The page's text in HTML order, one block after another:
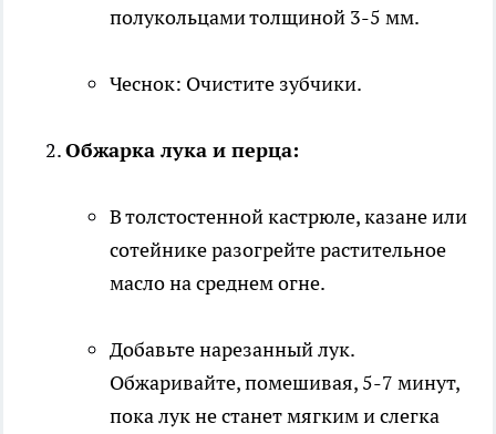
полукольцами толщиной 3-5 мм.
Чеснок: Очистите зубчики.
Обжарка лука и перца:
В толстостенной кастрюле, казане или
сотейнике разогрейте растительное
масло на среднем огне.
Добавьте нарезанный лук.
Обжаривайте, помешивая, 5-7 минут,
пока лук не станет мягким и слегка